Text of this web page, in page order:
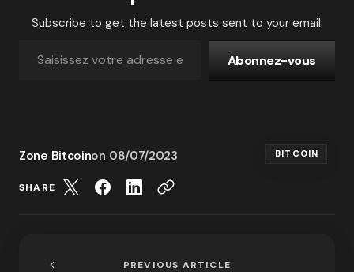
Subscribe to get the latest posts sent to your email.
Abonnez-vous
Zone Bitcoinon 08/07/2023 BITCOIN
SHARE
PREVIOUS ARTICLE